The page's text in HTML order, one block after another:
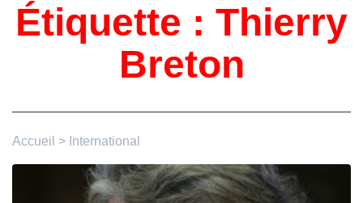
Étiquette : Thierry
Breton
Accueil > International